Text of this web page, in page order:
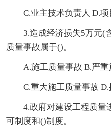
C.业主技术负责人 D.
3.造成经济损失5万元(
质量事故属于()。
A.施工质量事故 B.严
C.重大施工质量事故
4.政府对建设工程质量
可制度和()制度。